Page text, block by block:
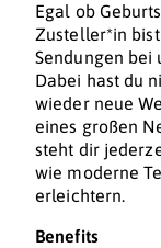
Egal ob
Zusteller*in
Sendungen bei
Dabei hast du
wieder neue
eines großen
steht dir
wie moderne
erleichtern.
Benefits